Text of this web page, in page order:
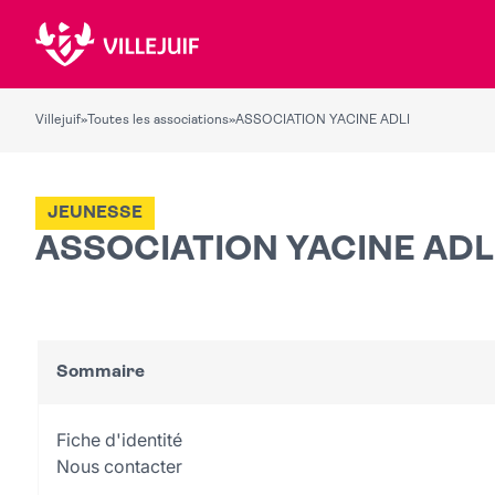
Villejuif» Toutes les associations»ASSOCIATION YACINE ADLI
ASSOCIATION YACINE
JEUNESSE
Sommaire
Fiche d'identité
Nous contacter